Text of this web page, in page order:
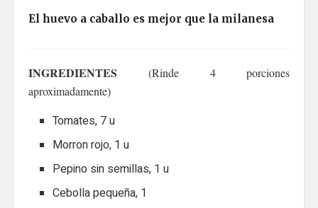
El huevo a caballo es mejor que la milanesa
INGREDIENTES(Rinde 4 porciones
aproximadamente)
Tomates, 7 u
Morron rojo, 1 u
Pepino sin semillas, 1 u
Cebolla pequeña, 1